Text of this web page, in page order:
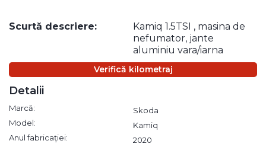
Scurtă descriere:
Kamiq 1.5TSI , masina de
nefumator, jante
aluminiu vara/iarna
Verifică kilometraj
Detalii
Marcă:
Skoda
Model:
Kamiq
Anul fabricației:
2020